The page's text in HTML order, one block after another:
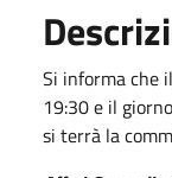
Si informa che
19:30 e il
si terrà la